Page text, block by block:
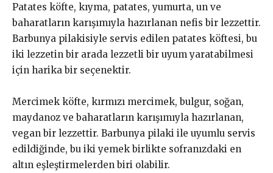
Patates köfte, kıyma, patates, yumurta, un ve
baharatların karışımıyla hazırlanan nefis bir lezzettir.
Barbunya pilakisiyle servis edilen patates köftesi, bu
iki lezzetin bir arada lezzetli bir uyum yaratabilmesi
için harika bir seçenektir.
Mercimek köfte, kırmızı mercimek, bulgur, soğan,
maydanoz ve baharatların karışımıyla hazırlanan,
vegan bir lezzettir. Barbunya pilaki ile uyumlu servis
edildiğinde, bu iki yemek birlikte sofranızdaki en
altın eşleştirmelerden biri olabilir.